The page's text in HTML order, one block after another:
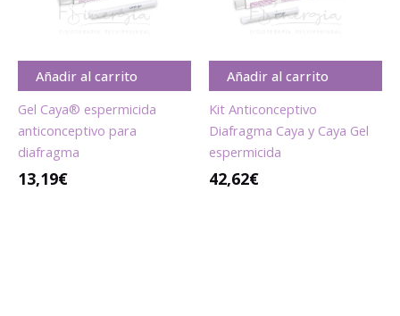
Añadir al carrito
Gel Caya® espermicida
anticonceptivo para
diafragma
13,19€
Añadir al carrito
Kit Anticonceptivo
Diafragma Caya y Caya Gel
espermicida
42,62€